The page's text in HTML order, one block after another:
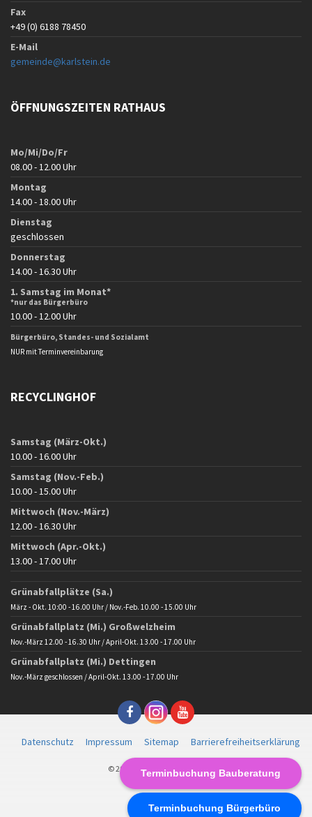
Terminbuchung Bauberatung
Terminbuchung Bürgerbüro
Fax
+49 (0) 6188 78450
E-Mail
gemeinde@karlstein.de
ÖFFNUNGSZEITEN RATHAUS
Mo/Mi/Do/Fr
08.00 - 12.00 Uhr
Montag
14.00 - 18.00 Uhr
Dienstag
geschlossen
Donnerstag
14.00 - 16.30 Uhr
1. Samstag im Monat*
*nur das Bürgerbüro
10.00 - 12.00 Uhr
Bürgerbüro, Standes- und Sozialamt
NUR mit Terminvereinbarung
RECYCLINGHOF
Samstag (März-Okt.)
10.00 - 16.00 Uhr
Samstag (Nov.-Feb.)
10.00 - 15.00 Uhr
Mittwoch (Nov.-März)
12.00 - 16.30 Uhr
Mittwoch (Apr.-Okt.)
13.00 - 17.00 Uhr
Grünabfallplätze (Sa.)
März - Okt. 10:00 - 16.00 Uhr / Nov.-Feb. 10.00 - 15.00 Uhr
Grünabfallplatz (Mi.) Großwelzheim
Nov.-März 12.00 - 16.30 Uhr / April-Okt. 13.00 - 17.00 Uhr
Grünabfallplatz (Mi.) Dettingen
Nov.-März geschlossen / April-Okt. 13.00 - 17.00 Uhr
Datenschutz Impressum Sitemap Barrierefreiheitserklärung
© 2025 Gemeinde Karlstein